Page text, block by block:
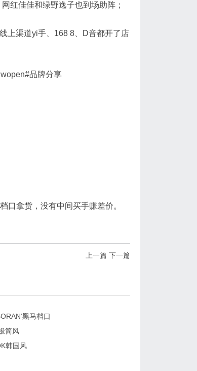
红佳佳和绿野逸子也到场助阵；
上渠道yi手、168 8、D音都开了店
#品牌分享
口拿货，没有中间买手赚差价。
上一篇 下一篇
黑马档口
简风
韩国风